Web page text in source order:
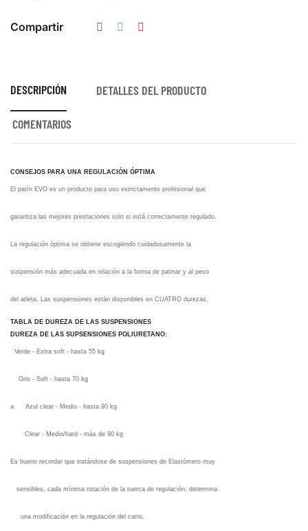
Compartir
DESCRIPCIÓN DETALLES DEL PRODUCTO
COMENTARIOS
CONSEJOS PARA UNA REGULACIÓN ÓPTIMA
El patín EVO es un producto para uso estrictamente profesional que
garantiza las mejores prestaciones solo si está correctamente regulado.
La regulación óptima se obtiene escogiendo cuidadosamente la
suspensión más adecuada en relación a la forma de patinar y al peso
del atleta. Las suspensiones están disponibles en CUATRO durezas.
TABLA DE DUREZA DE LAS SUSPENSIONES
DUREZA DE LAS SUPSENSIONES POLIURETANO:
Verde - Extra soft - hasta 55 kg
Gris - Soft - hasta 70 kg
a Azul clear - Medio - hasta 90 kg
Clear - Medio/hard - màs de 90 kg
Es bueno recordar que tratándose de suspensiones de Elastómero muy
sensibles, cada mínima rotación de la tuerca de regulación, determina
una modificación en la regulación del carro.